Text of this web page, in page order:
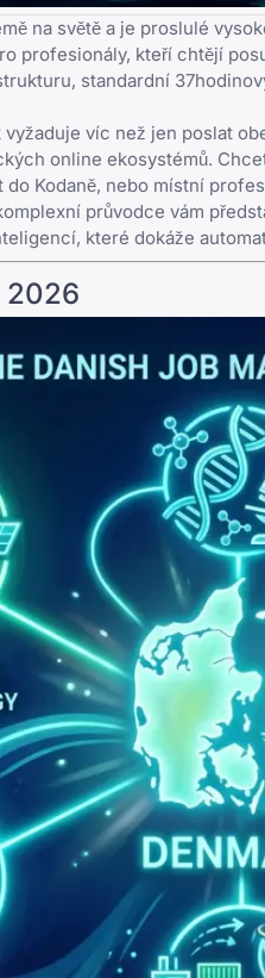
na světě a je proslulé
profesionály, kteří chtějí
standardní
víc než jen poslat
online ekosystémů.
Kodaně, nebo místní
průvodce vám
které dokáže
2026